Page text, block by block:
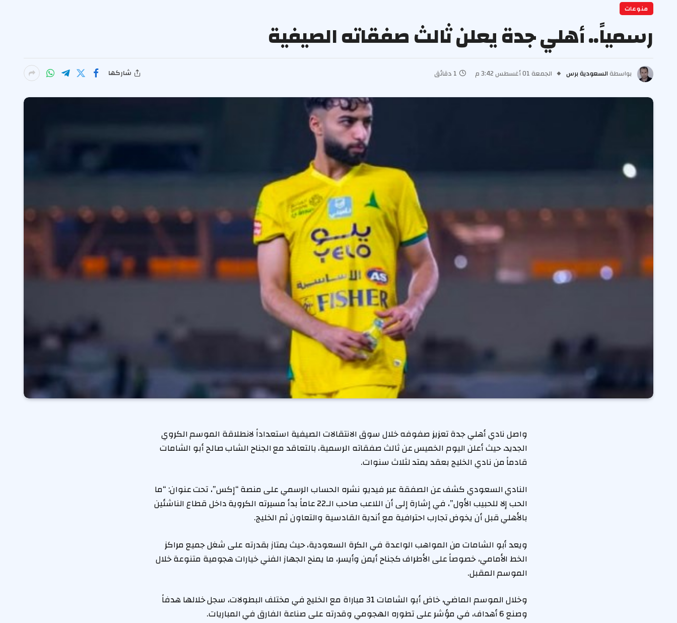
منوعات
رسمياً.. أهلي جدة يعلن ثالث صفقاته الصيفية
بواسطة السعودية برس الجمعة 01 أغسطس 3:42 م 1 دقائق شاركها
واصل نادي أهلي جدة تعزيز صفوفه خلال سوق الانتقالات الصيفية استعداداً لانطلاقة الموسم الكروي
الجديد، حيث أعلن اليوم الخميس عن ثالث صفقاته الرسمية، بالتعاقد مع الجناح الشاب صالح أبو الشامات
قادماً من نادي الخليج بعقد يمتد لثلاث سنوات.
النادي السعودي كشف عن الصفقة عبر فيديو نشره الحساب الرسمي على منصة “إكس”، تحت عنوان: “ما
الحب إلا للحبيب الأول”، في إشارة إلى أن اللاعب صاحب الـ22 عاماً بدأ مسيرته الكروية داخل قطاع الناشئين
بالأهلي قبل أن يخوض تجارب احترافية مع أندية القادسية والتعاون ثم الخليج.
ويعد أبو الشامات من المواهب الواعدة في الكرة السعودية، حيث يمتاز بقدرته على شغل جميع مراكز
الخط الأمامي، خصوصاً على الأطراف كجناح أيمن وأيسر، ما يمنح الجهاز الفني خيارات هجومية متنوعة خلال
الموسم المقبل.
وخلال الموسم الماضي، خاض أبو الشامات 31 مباراة مع الخليج في مختلف البطولات، سجل خلالها هدفاً
وصنع 6 أهداف، في مؤشر على تطوره الهجومي وقدرته على صناعة الفارق في المباريات.